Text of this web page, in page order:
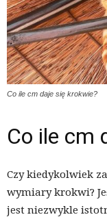
Co ile cm daje się krokwie?
Co ile cm
Czy kiedykolwiek
wymiary krokwi?
jest niezwykle